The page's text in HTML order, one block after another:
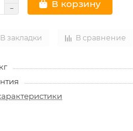
В корзину
В закладки В сравнение